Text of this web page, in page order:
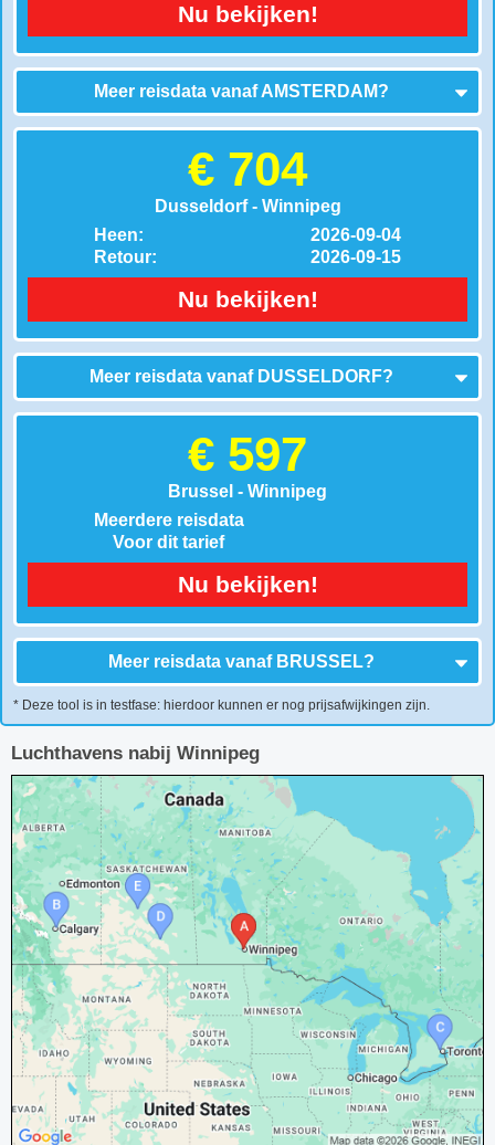
Nu bekijken!
Meer reisdata vanafAMSTERDAM?
€ 704
Dusseldorf - Winnipeg
Heen:
Retour:
2026-09-04
2026-09-15
Nu bekijken!
Meer reisdata vanaf DUSSELDORF?
€ 597
Brussel - Winnipeg
Meerdere reisdata
Voor dit tarief
Nu bekijken!
Meer reisdata vanaf BRUSSEL?
* Deze tool is in testfase: hierdoor kunnen er nog prijsafwijkingen zijn.
Luchthavens nabij Winnipeg